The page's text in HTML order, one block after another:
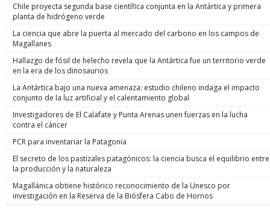
Chile proyecta segunda base científica conjunta en la Antártica y primera
planta de hidrógeno verde
La ciencia que abre la puerta al mercado del carbono en los campos de
Magallanes
Hallazgo de fósil de helecho revela que la Antártica fue un territorio verde
en la era de los dinosaurios
La Antártica bajo una nueva amenaza: estudio chileno indaga el impacto
conjunto de la luz artificial y el calentamiento global
Investigadores de El Calafate y Punta Arenas unen fuerzas en la lucha
contra el cáncer
PCR para inventariar la Patagonia
El secreto de los pastizales patagónicos: la ciencia busca el equilibrio entre
la producción y la naturaleza
Magallánica obtiene histórico reconocimiento de la Unesco por
investigación en la Reserva de la Biósfera Cabo de Hornos